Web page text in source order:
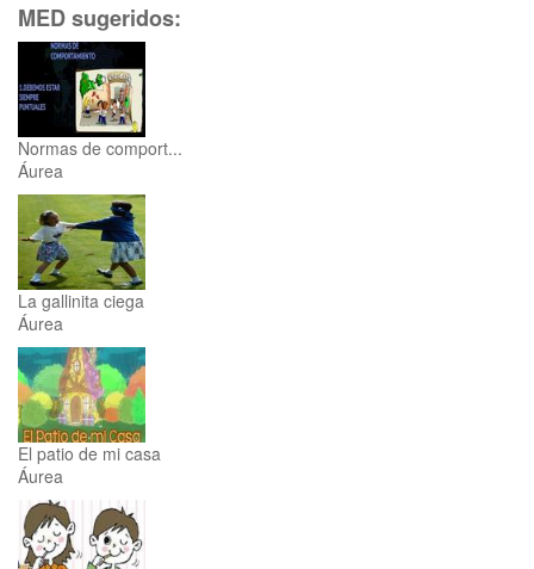
MED sugeridos:
Normas de comport...
Áurea
La gallinita ciega
Áurea
El patio de mi casa
Áurea